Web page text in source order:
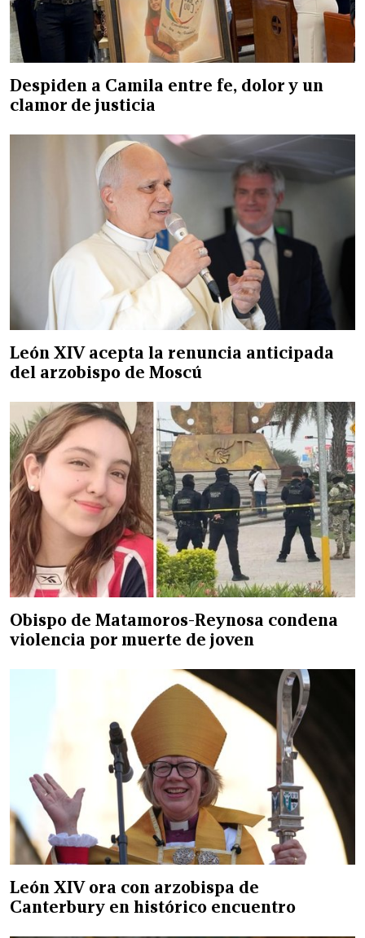
Despiden a Camila entre fe, dolor y un
clamor de justicia
León XIV acepta la renuncia anticipada
del arzobispo de Moscú
Obispo de Matamoros-Reynosa condena
violencia por muerte de joven
León XIV ora con arzobispa de
Canterbury en histórico encuentro